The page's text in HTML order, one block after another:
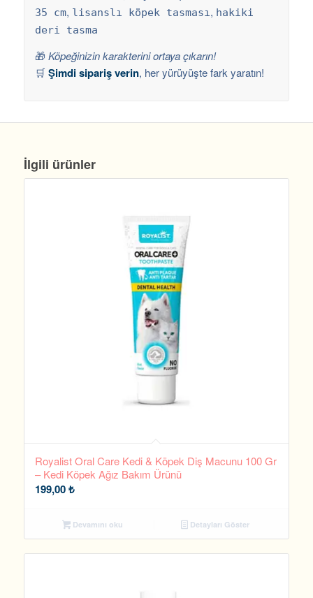
35 cm, lisanslı köpek tasması, hakiki
deri tasma
🎁 Köpeğinizin karakterini ortaya çıkarın!
🛒 Şimdi sipariş verin, her yürüyüşte fark yaratın!
İlgili ürünler
Royalist Oral Care Kedi & Köpek Diş Macunu 100 Gr
– Kedi Köpek Ağız Bakım Ürünü
199,00₺
Devamını oku Detayları Göster